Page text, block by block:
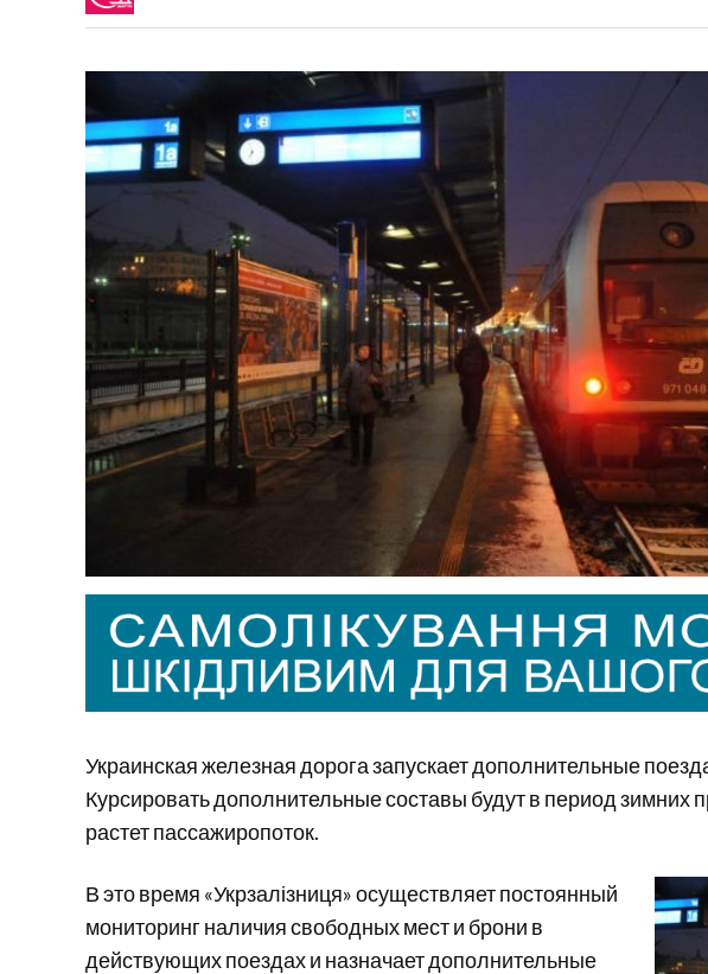
Украинская железная дорога запускает дополнительные
Курсировать дополнительные составы будут в период зимних
растет пассажиропоток.
В это время «Укрзалізниця» осуществляет постоянный
мониторинг наличия свободных мест и брони в
действующих поездах и назначает дополнительные